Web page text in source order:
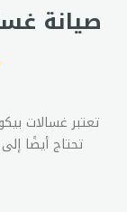
صيانة
تعتبر غسالات
تحتاج أيضًا